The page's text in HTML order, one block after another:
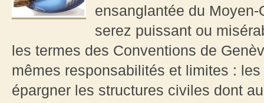
ensanglantée du
serez puissant ou
les termes des Conventions de
mêmes responsabilités et limites :
épargner les structures civiles dont